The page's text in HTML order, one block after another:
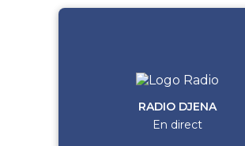
RADIO DJENA
En direct